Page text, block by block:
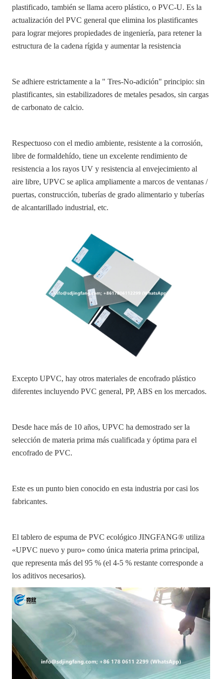
plastificado, también se llama acero plástico, o PVC-U. Es la
actualización del PVC general que elimina los plastificantes
para lograr mejores propiedades de ingeniería, para retener la
estructura de la cadena rígida y aumentar la resistencia
Se adhiere estrictamente a la " Tres-No-adición" principio: sin
plastificantes, sin estabilizadores de metales pesados, sin cargas
de carbonato de calcio.
Respectuoso con el medio ambiente, resistente a la corrosión,
libre de formaldehído, tiene un excelente rendimiento de
resistencia a los rayos UV y resistencia al envejecimiento al
aire libre, UPVC se aplica ampliamente a marcos de ventanas /
puertas, construcción, tuberías de grado alimentario y tuberías
de alcantarillado industrial, etc.
Excepto UPVC, hay otros materiales de encofrado plástico
diferentes incluyendo PVC general, PP, ABS en los mercados.
Desde hace más de 10 años, UPVC ha demostrado ser la
selección de materia prima más cualificada y óptima para el
encofrado de PVC.
Este es un punto bien conocido en esta industria por casi los
fabricantes.
El tablero de espuma de PVC ecológico JINGFANG® utiliza
«UPVC nuevo y puro» como única materia prima principal,
que representa más del 95 % (el 4-5 % restante corresponde a
los aditivos necesarios).